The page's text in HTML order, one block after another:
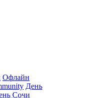
Офлайн
День
Сочи